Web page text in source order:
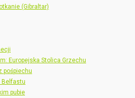
(Gibraltar)
Europejska Stolica Grzechu
pośpiechu
Belfastu
pubie